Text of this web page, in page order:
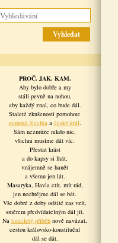
PROČ. JAK. KAM.
Aby bylo dobře a my
stáli pevně na nohou,
aby každý znal, co bude dál.
Staleté zkušenosti pomohou:
zemská šlechtaa český král.
Sám nezmůže nikdo nic,
všichni musíme dát víc.
Přestat krást
a do kapsy si lhát,
vzájemně se hanět
a všemu jen lát.
Masaryka, Havla ctít, mít rád,
jen nechtějme dál se bát.
Vše dobré z doby odžité zas vzít,
směrem předvídatelným dál jít.
Na tisíciletý příběh nově navázat,
cestou královsko-konstituční
dál se dát.